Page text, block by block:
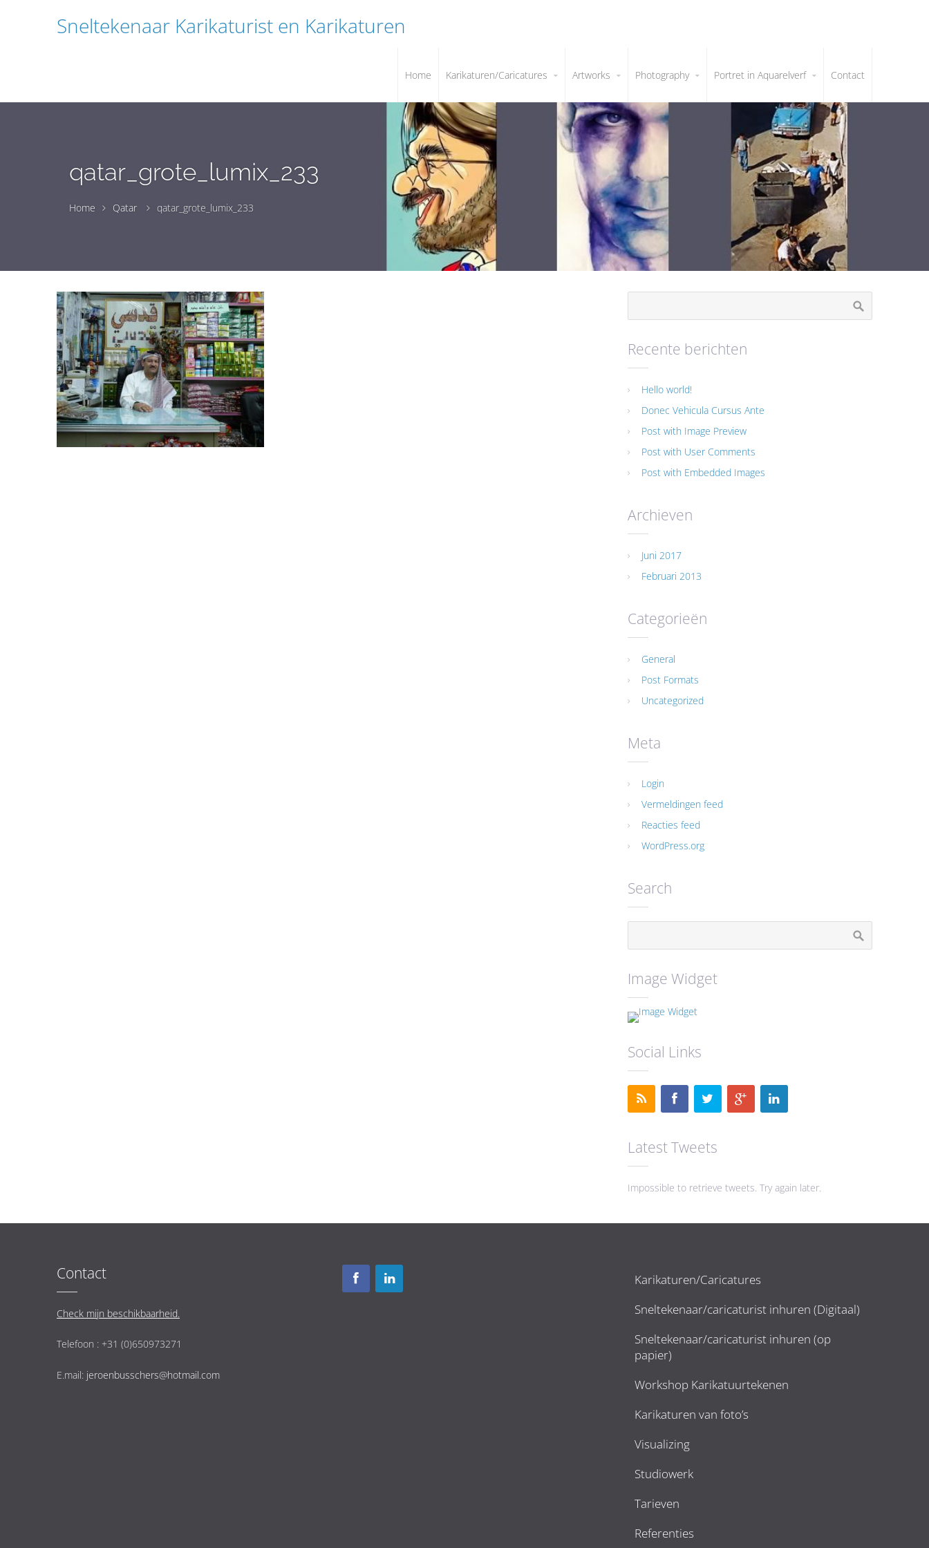
Sneltekenaar Karikaturist en Karikaturen
Home Karikaturen/Caricatures Artworks Photography Portret in Aquarelverf Contact
qatar_grote_lumix_233
Home Qatar qatar_grote_lumix_233
Recente berichten
Hello world!
Donec Vehicula Cursus Ante
Post with Image Preview
Post with User Comments
Post with Embedded Images
Archieven
Juni 2017
Februari 2013
Categorieën
General
Post Formats
Uncategorized
Meta
Login
Vermeldingen feed
Reacties feed
WordPress.org
Search
Image Widget
Social Links
Latest Tweets
Impossible to retrieve tweets. Try again later.
Contact
Check mijn beschikbaarheid.
Telefoon : +31 (0)650973271
E.mail: jeroenbusschers@hotmail.com
Karikaturen/Caricatures
Sneltekenaar/caricaturist inhuren (Digitaal)
Sneltekenaar/caricaturist inhuren (op
papier)
Workshop Karikatuurtekenen
Karikaturen van foto’s
Visualizing
Studiowerk
Tarieven
Referenties